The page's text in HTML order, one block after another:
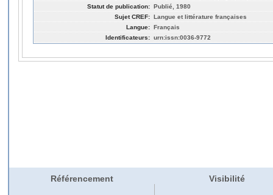
Statut de publication: Publié, 1980
Sujet CREF: Langue et littérature françaises
Langue: Français
Identificateurs: urn:issn:0036-9772
Référencement Visibilité